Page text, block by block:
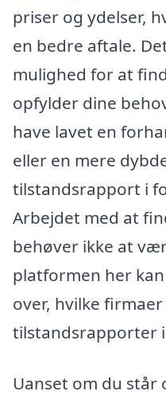
priser og ydelser,
en bedre aftale.
mulighed for at
opfylder dine
have lavet en
eller en mere
tilstandsrapport i
Arbejdet med at
behøver ikke at
platformen her
over, hvilke
tilstandsrapporter
Uanset om du står